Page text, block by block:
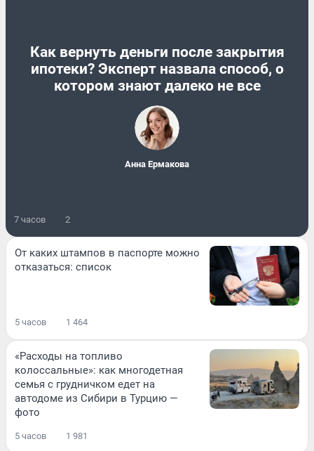
Как вернуть деньги после закрытия
ипотеки? Эксперт назвала способ, о
котором знают далеко не все
Анна Ермакова
7 часов 2
От каких штампов в паспорте можно
отказаться: список
5 часов 1 464
«Расходы на топливо
колоссальные»: как многодетная
семья с грудничком едет на
автодоме из Сибири в Турцию —
фото
5 часов 1 981